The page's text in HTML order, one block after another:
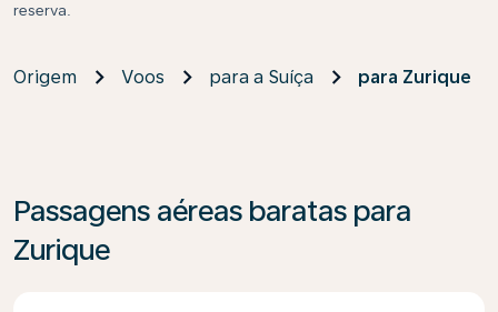
reserva.
Origem Voos para a Suíça para Zurique
Passagens aéreas baratas para
Zurique